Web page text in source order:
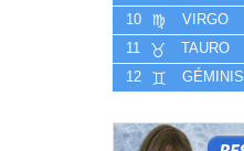
10
VIRGO
11
TAURO
12
GÉMINIS